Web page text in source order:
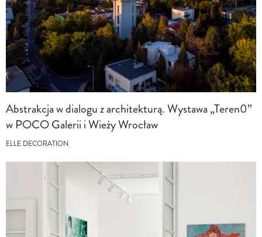
Abstrakcja w dialogu z architekturą. Wystawa „Teren0”
w POCO Galerii i Wieży Wrocław
ELLE DECORATION